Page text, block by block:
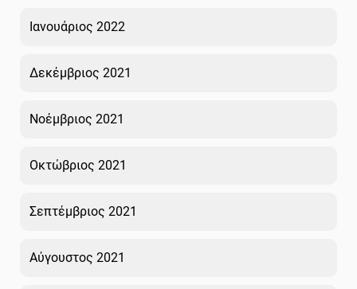
Ιανουάριος 2022
Δεκέμβριος 2021
Νοέμβριος 2021
Οκτώβριος 2021
Σεπτέμβριος 2021
Αύγουστος 2021